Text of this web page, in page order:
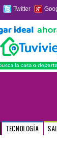
Twitter
TECNOLOGÍA